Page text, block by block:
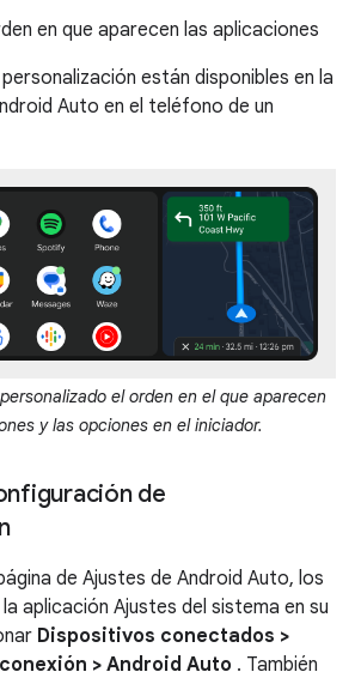
en que aparecen las aplicaciones
están disponibles en la
Auto en el teléfono de un
el orden en el que aparecen
y las opciones en el iniciador.
de
de Ajustes de Android Auto, los
aplicación Ajustes del sistema en su
Dispositivos conectados >
> Android Auto . También